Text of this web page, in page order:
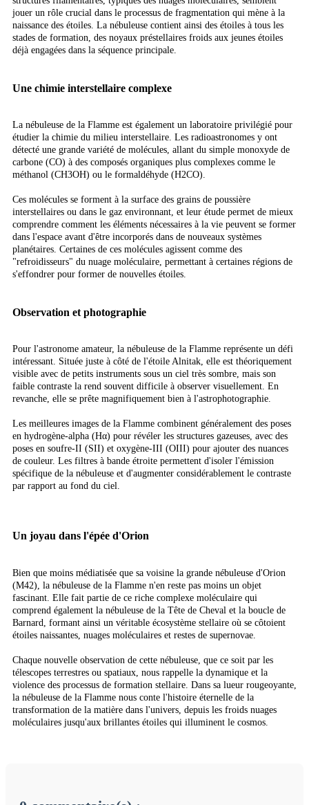
jouer un rôle crucial dans le processus de fragmentation qui mène à la
naissance des étoiles. La nébuleuse contient ainsi des étoiles à tous les
stades de formation, des noyaux préstellaires froids aux jeunes étoiles
déjà engagées dans la séquence principale.
Une chimie interstellaire complexe
La nébuleuse de la Flamme est également un laboratoire privilégié pour
étudier la chimie du milieu interstellaire. Les radioastronomes y ont
détecté une grande variété de molécules, allant du simple monoxyde de
carbone (CO) à des composés organiques plus complexes comme le
méthanol (CH3OH) ou le formaldéhyde (H2CO).
Ces molécules se forment à la surface des grains de poussière
interstellaires ou dans le gaz environnant, et leur étude permet de mieux
comprendre comment les éléments nécessaires à la vie peuvent se former
dans l'espace avant d'être incorporés dans de nouveaux systèmes
planétaires. Certaines de ces molécules agissent comme des
"refroidisseurs" du nuage moléculaire, permettant à certaines régions de
s'effondrer pour former de nouvelles étoiles.
Observation et photographie
Pour l'astronome amateur, la nébuleuse de la Flamme représente un défi
intéressant. Située juste à côté de l'étoile Alnitak, elle est théoriquement
visible avec de petits instruments sous un ciel très sombre, mais son
faible contraste la rend souvent difficile à observer visuellement. En
revanche, elle se prête magnifiquement bien à l'astrophotographie.
Les meilleures images de la Flamme combinent généralement des poses
en hydrogène-alpha (Hα) pour révéler les structures gazeuses, avec des
poses en soufre-II (SII) et oxygène-III (OIII) pour ajouter des nuances
de couleur. Les filtres à bande étroite permettent d'isoler l'émission
spécifique de la nébuleuse et d'augmenter considérablement le contraste
par rapport au fond du ciel.
Un joyau dans l'épée d'Orion
Bien que moins médiatisée que sa voisine la grande nébuleuse d'Orion
(M42), la nébuleuse de la Flamme n'en reste pas moins un objet
fascinant. Elle fait partie de ce riche complexe moléculaire qui
comprend également la nébuleuse de la Tête de Cheval et la boucle de
Barnard, formant ainsi un véritable écosystème stellaire où se côtoient
étoiles naissantes, nuages moléculaires et restes de supernovae.
Chaque nouvelle observation de cette nébuleuse, que ce soit par les
télescopes terrestres ou spatiaux, nous rappelle la dynamique et la
violence des processus de formation stellaire. Dans sa lueur rougeoyante,
la nébuleuse de la Flamme nous conte l'histoire éternelle de la
transformation de la matière dans l'univers, depuis les froids nuages
moléculaires jusqu'aux brillantes étoiles qui illuminent le cosmos.